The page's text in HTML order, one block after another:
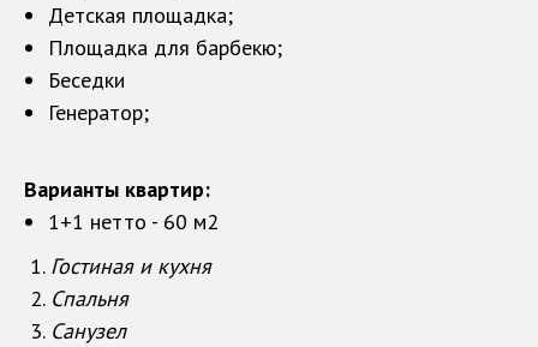
Детская площадка;
Площадка для барбекю;
Беседки
Генератор;
Варианты квартир:
1+1 нетто - 60 м2
Гостиная и кухня
Спальня
Санузел